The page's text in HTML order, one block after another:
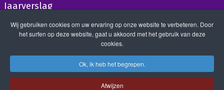
Jaarverslag
Wij gebruiken cookies om uw ervaring op onze website te verbeteren. Door
het surfen op deze website, gaat u akkoord met het gebruik van deze
cookies.
Ok, ik heb het begrepen.
Afwijzen